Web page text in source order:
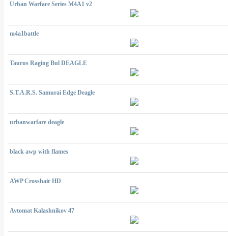
Urban Warfare Series M4A1 v2
m4a1battle
Taurus Raging Bul DEAGLE
S.T.A.R.S. Samurai Edge Deagle
urbanwarfare deagle
black awp with flames
AWP Crosshair HD
Avtomat Kalashnikov 47